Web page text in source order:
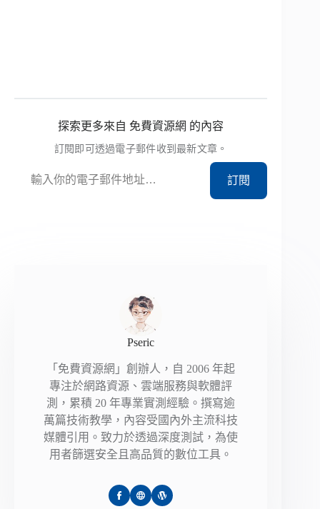
探索更多來自 免費資源網 的內容
訂閱即可透過電子郵件收到最新文章。
訂閱
Pseric
「免費資源網」創辦人，自 2006 年起
專注於網路資源、雲端服務與軟體評
測，累積 20 年專業實測經驗。撰寫逾
萬篇技術教學，內容受國內外主流科技
媒體引用。致力於透過深度測試，為使
用者篩選安全且高品質的數位工具。